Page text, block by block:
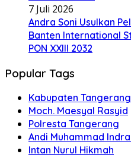
7 Juli 2026
Andra Soni Usulkan
Banten International
PON XXIII 2032
Popular Tags
Kabupaten Tangerang
Moch. Maesyal Rasyid
Polresta Tangerang
Andi Muhammad
Intan Nurul Hikmah